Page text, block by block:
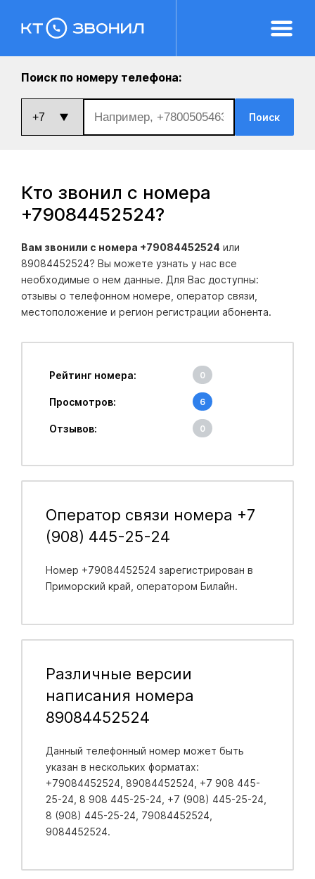
Поиск по номеру телефона:
Поиск
Кто звонил с номера
+79084452524?
Вам звонили с номера +79084452524 или
89084452524? Вы можете узнать у нас все
необходимые о нем данные. Для Вас доступны:
отзывы о телефонном номере, оператор связи,
местоположение и регион регистрации абонента.
Рейтинг номера: 0
Просмотров: 6
Отзывов: 0
Оператор связи номера +7
(908) 445-25-24
Номер +79084452524 зарегистрирован в
Приморский край , оператором Билайн.
Различные версии
написания номера
89084452524
Данный телефонный номер может быть
указан в нескольких форматах:
+79084452524, 89084452524, +7 908 445-
25-24, 8 908 445-25-24, +7 (908) 445-25-24,
8 (908) 445-25-24, 79084452524,
9084452524.